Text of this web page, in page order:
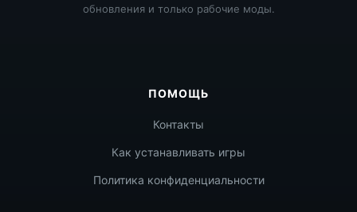
обновления и только рабочие моды.
ПОМОЩЬ
Контакты
Как устанавливать игры
Политика конфиденциальности